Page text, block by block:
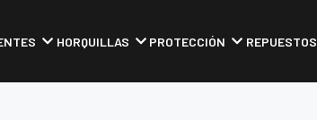
HORQUILLAS PROTECCIÓN REPUESTOS